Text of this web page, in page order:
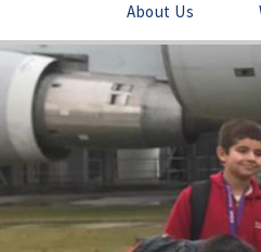
About Us